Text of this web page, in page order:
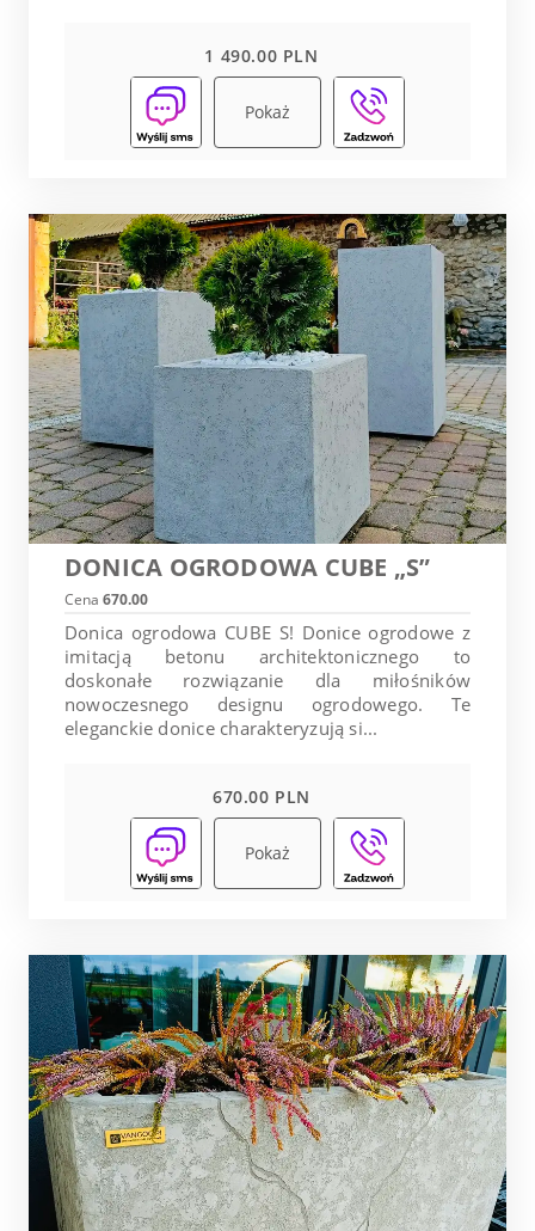
1 490.00 PLN
Pokaż
DONICA OGRODOWA CUBE „S”
Cena 670.00
Donica ogrodowa CUBE S! Donice ogrodowe z
imitacją betonu architektonicznego to
doskonałe rozwiązanie dla miłośników
nowoczesnego designu ogrodowego. Te
eleganckie donice charakteryzują si...
670.00 PLN
Pokaż